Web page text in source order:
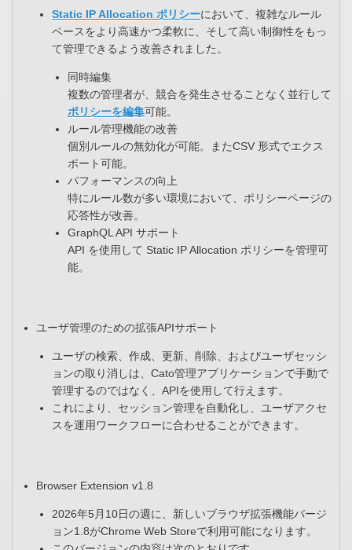
Static IP Allocation ポリシーにおいて、複雑なルール
ベースをより高速かつ柔軟に、そして高い制御性をもっ
て管理できるよう改善されました。
同時編集​
複数の管理者が、競合を発生させることなく並行して
ポリシーを編集可能。​
ルール管理機能の改善​
個別ルールの無効化が可能。またCSV 形式でエクス
ポート可能。​
パフォーマンスの向上​
特にルール数が多い環境において、ポリシーページの
応答性が改善。​
GraphQL API サポート​
API を使用して Static IP Allocation ポリシーを管理可
能。​
ユーザ管理のための拡張APIサポート​
ユーザの検索、作成、更新、削除、およびユーザセッシ
ョンの取り消しは、Cato管理アプリケーションで手動で
管理するのではなく、APIを使用して行えます。​
これにより、セッション管理を自動化し、ユーザアクセ
スを運用ワークフローに合わせることができます。
Browser Extension v1.8​
2026年5月10日の週に、新しいブラウザ拡張機能バージ
ョン1.8がChrome Web Storeで利用可能になります。​